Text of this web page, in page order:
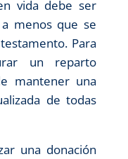
vida debe ser
menos que se
Para
un reparto
mantener una
de todas
una donación